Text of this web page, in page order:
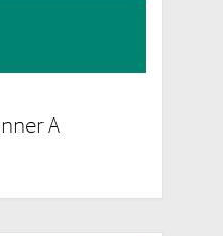
A